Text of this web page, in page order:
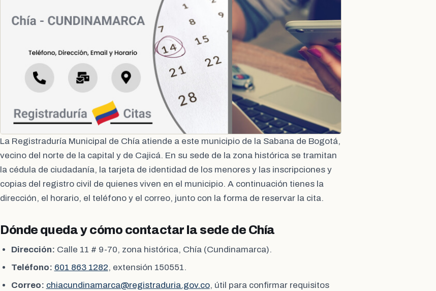
La Registraduría Municipal de Chía atiende a este municipio de la Sabana de Bogotá,
vecino del norte de la capital y de Cajicá. En su sede de la zona histórica se tramitan
la cédula de ciudadanía, la tarjeta de identidad de los menores y las inscripciones y
copias del registro civil de quienes viven en el municipio. A continuación tienes la
dirección, el horario, el teléfono y el correo, junto con la forma de reservar la cita.
Dónde queda y cómo contactar la sede de Chía
Dirección: Calle 11 # 9-70, zona histórica, Chía (Cundinamarca).
Teléfono: 601 863 1282, extensión 150551.
Correo: chiacundinamarca@registraduria.gov.co, útil para confirmar requisitos